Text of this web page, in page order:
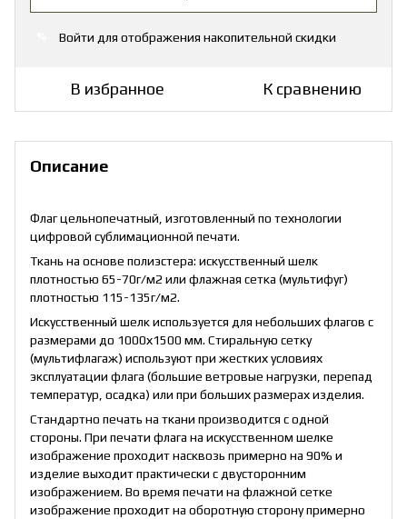
Войти для отображения накопительной скидки
В избранное К сравнению
Описание
Флаг цельнопечатный, изготовленный по технологии
цифровой сублимационной печати.
Ткань на основе полиэстера: искусственный шелк
плотностью 65-70г/м2 или флажная сетка (мультифуг)
плотностью 115-135г/м2.
Искусственный шелк используется для небольших флагов с
размерами до 1000х1500 мм. Стиральную сетку
(мультифлагаж) используют при жестких условиях
эксплуатации флага (большие ветровые нагрузки, перепад
температур, осадка) или при больших размерах изделия.
Стандартно печать на ткани производится с одной
стороны. При печати флага на искусственном шелке
изображение проходит насквозь примерно на 90% и
изделие выходит практически с двусторонним
изображением. Во время печати на флажной сетке
изображение проходит на оборотную сторону примерно